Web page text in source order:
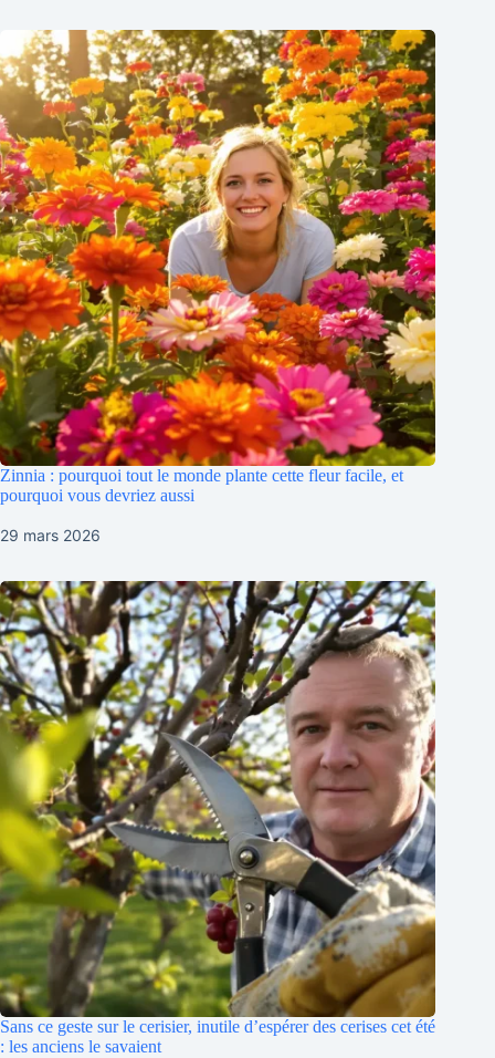
Zinnia : pourquoi tout le monde plante cette fleur facile, et
pourquoi vous devriez aussi
29 mars 2026
Sans ce geste sur le cerisier, inutile d’espérer des cerises cet été
: les anciens le savaient